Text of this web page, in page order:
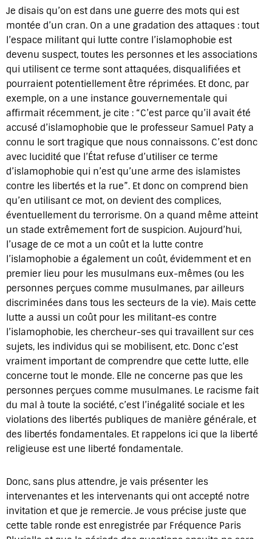
Je disais qu’on est dans une guerre des mots qui est
montée d’un cran. On a une gradation des attaques : tout
l’espace militant qui lutte contre l’islamophobie est
devenu suspect, toutes les personnes et les associations
qui utilisent ce terme sont attaquées, disqualifiées et
pourraient potentiellement être réprimées. Et donc, par
exemple, on a une instance gouvernementale qui
affirmait récemment, je cite : “C’est parce qu’il avait été
accusé d’islamophobie que le professeur Samuel Paty a
connu le sort tragique que nous connaissons. C’est donc
avec lucidité que l’État refuse d’utiliser ce terme
d’islamophobie qui n’est qu’une arme des islamistes
contre les libertés et la rue”. Et donc on comprend bien
qu’en utilisant ce mot, on devient des complices,
éventuellement du terrorisme. On a quand même atteint
un stade extrêmement fort de suspicion. Aujourd’hui,
l’usage de ce mot a un coût et la lutte contre
l’islamophobie a également un coût, évidemment et en
premier lieu pour les musulmans eux-mêmes (ou les
personnes perçues comme musulmanes, par ailleurs
discriminées dans tous les secteurs de la vie). Mais cette
lutte a aussi un coût pour les militant-es contre
l’islamophobie, les chercheur-ses qui travaillent sur ces
sujets, les individus qui se mobilisent, etc. Donc c’est
vraiment important de comprendre que cette lutte, elle
concerne tout le monde. Elle ne concerne pas que les
personnes perçues comme musulmanes. Le racisme fait
du mal à toute la société, c’est l’inégalité sociale et les
violations des libertés publiques de manière générale, et
des libertés fondamentales. Et rappelons ici que la liberté
religieuse est une liberté fondamentale.
Donc, sans plus attendre, je vais présenter les
intervenantes et les intervenants qui ont accepté notre
invitation et que je remercie. Je vous précise juste que
cette table ronde est enregistrée par Fréquence Paris